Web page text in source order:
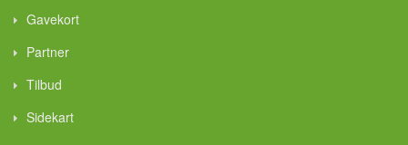
Gavekort
Partner
Tilbud
Sidekart